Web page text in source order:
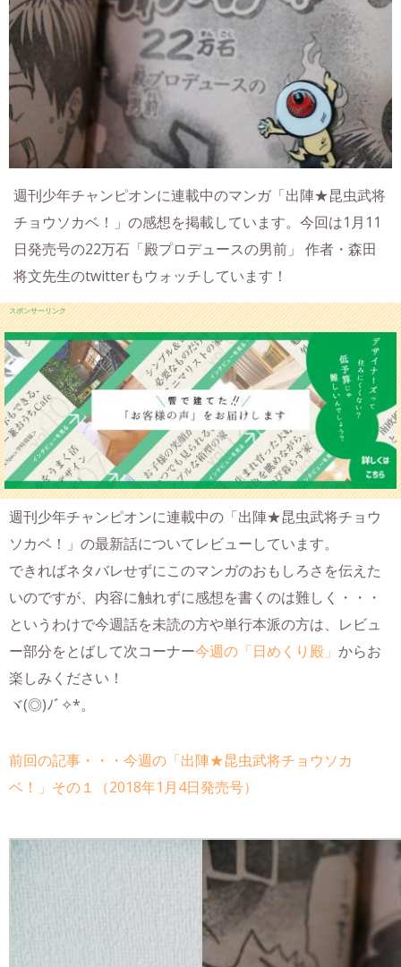
週刊少年チャンピオンに連載中のマンガ「出陣★昆虫武将
チョウソカベ！」の感想を掲載しています。今回は1月11
日発売号の22万石「殿プロデュースの男前」 作者・森田
将文先生のtwitterもウォッチしています！
スポンサーリンク
週刊少年チャンピオンに連載中の「出陣★昆虫武将チョウ
ソカベ！」の最新話についてレビューしています。
できればネタバレせずにこのマンガのおもしろさを伝えた
いのですが、内容に触れずに感想を書くのは難しく・・・
というわけで今週話を未読の方や単行本派の方は、レビュ
ー部分をとばして次コーナー今週の「日めくり殿」 からお
楽しみください！
ヾ(◎)ﾉﾞ✧*。
前回の記事・・・今週の「出陣★昆虫武将チョウソカ
ベ！」その１（2018年1月4日発売号）